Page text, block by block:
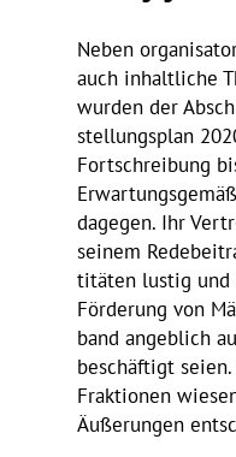
Neben
auch inhalt­liche
wurden der
stel­lungs­plan
Fort­schrei­bung
dagegen. Ihr
seinem
ti­täten lustig und
Förde­rung von
band angeb­lich
beschäf­tigt
Frak­tionen
Äuße­rungen